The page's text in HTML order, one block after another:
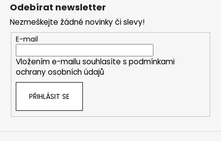
Odebírat newsletter
Nezmeškejte žádné novinky či slevy!
E-mail
Vložením e-mailu souhlasíte s podmínkami
ochrany osobních údajů
PŘIHLÁSIT SE